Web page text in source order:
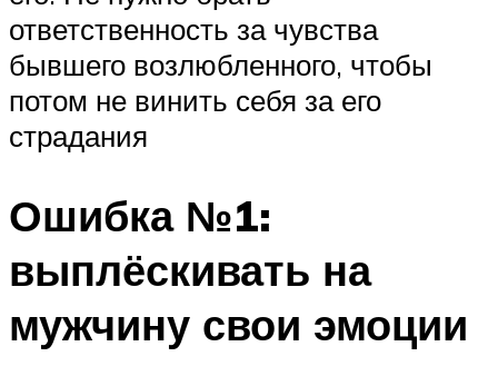
ответственность за чувства
бывшего возлюбленного, чтобы
потом не винить себя за его
страдания
Ошибка №1:
выплёскивать на
мужчину свои эмоции